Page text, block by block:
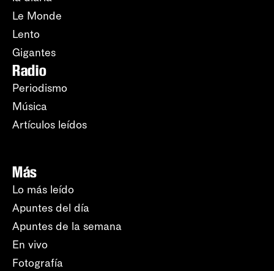
Le Monde
Lento
Gigantes
Radio
Periodismo
Música
Artículos leídos
Más
Lo más leído
Apuntes del día
Apuntes de la semana
En vivo
Fotografía